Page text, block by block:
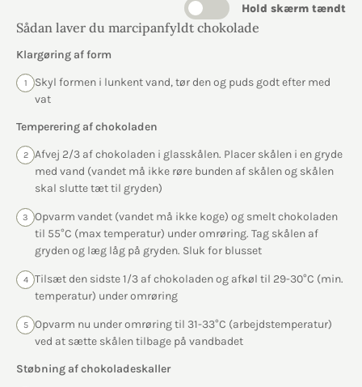
Hold skærm tændt
Sådan laver du marcipanfyldt chokolade
Klargøring af form
1
Skyl formen i lunkent vand, tør den og puds godt efter med
vat
Temperering af chokoladen
2
Afvej 2/3 af chokoladen i glasskålen. Placer skålen i en gryde
med vand (vandet må ikke røre bunden af skålen og skålen
skal slutte tæt til gryden)
3
Opvarm vandet (vandet må ikke koge) og smelt chokoladen
til 55°C (max temperatur) under omrøring. Tag skålen af
gryden og læg låg på gryden. Sluk for blusset
4
Tilsæt den sidste 1/3 af chokoladen og afkøl til 29-30°C (min.
temperatur) under omrøring
5
Opvarm nu under omrøring til 31-33°C (arbejdstemperatur)
ved at sætte skålen tilbage på vandbadet
Støbning af chokoladeskaller